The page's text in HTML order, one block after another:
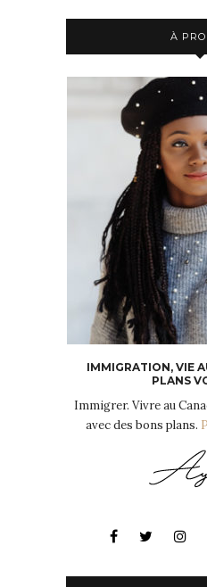
À
IMMIGRATION, VIE
PLANS
Immigrer. Vivre au
avec des bons plans.